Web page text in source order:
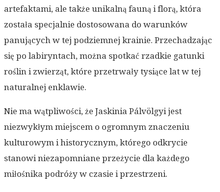
artefaktami, ale także unikalną fauną i florą, która
została specjalnie dostosowana do warunków
panujących w tej podziemnej krainie. Przechadzając
się po labiryntach, można spotkać rzadkie gatunki
roślin i zwierząt, które przetrwały tysiące lat w tej
naturalnej enklawie.
Nie ma wątpliwości, że Jaskinia Pálvölgyi jest
niezwykłym miejscem o ogromnym znaczeniu
kulturowym i historycznym, którego odkrycie
stanowi niezapomniane przeżycie dla każdego
miłośnika podróży w czasie i przestrzeni.